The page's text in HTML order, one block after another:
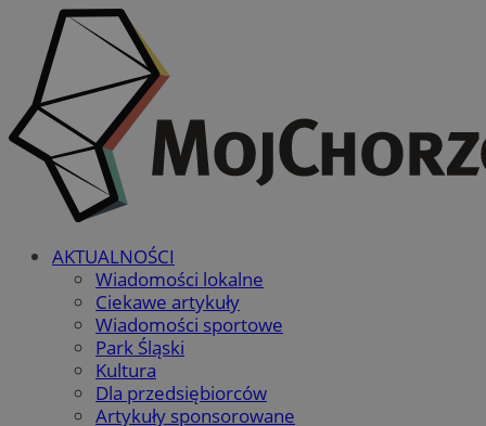
AKTUALNOŚCI
Wiadomości lokalne
Ciekawe artykuły
Wiadomości sportowe
Park Śląski
Kultura
Dla przedsiębiorców
Artykuły sponsorowane